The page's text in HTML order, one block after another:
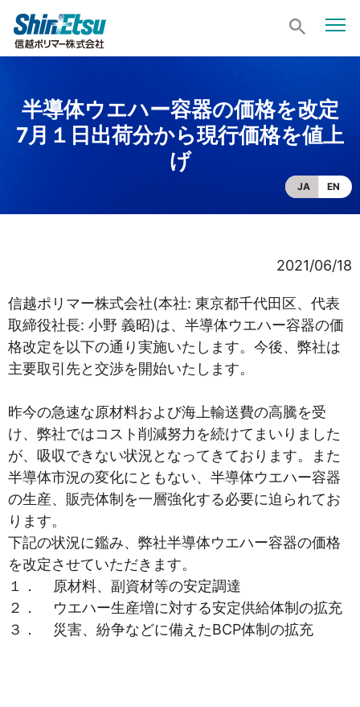
半導体ウエハー容器の価格を改定
7月１日出荷分から現行価格を値上
げ
JA EN
2021/06/18
信越ポリマー株式会社(本社: 東京都千代田区、代表
取締役社長: 小野 義昭)は、半導体ウエハー容器の価
格改定を以下の通り実施いたします。今後、弊社は
主要取引先と交渉を開始いたします。
昨今の急速な原材料および海上輸送費の高騰を受
け、弊社ではコスト削減努力を続けてまいりました
が、吸収できない状況となってきております。また
半導体市況の変化にともない、半導体ウエハー容器
の生産、販売体制を一層強化する必要に迫られてお
ります。
下記の状況に鑑み、弊社半導体ウエハー容器の価格
を改定させていただきます。
１． 原材料、副資材等の安定調達
２． ウエハー生産増に対する安定供給体制の拡充
３． 災害、紛争などに備えたBCP体制の拡充